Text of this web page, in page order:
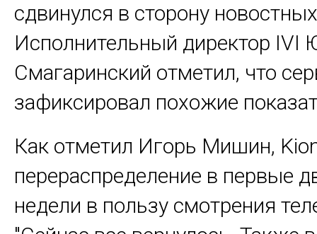
сдвинулся в сторону
Исполнительный директор IVI
Смагаринский отметил, что
зафиксировал похожие
Как отметил Игорь Мишин,
перераспределение в первые
недели в пользу смотрения